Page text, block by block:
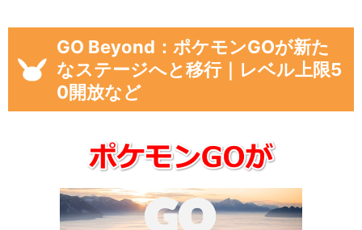
GO Beyond：ポケモンGOが新た
なステージへと移行｜レベル上限5
0開放など